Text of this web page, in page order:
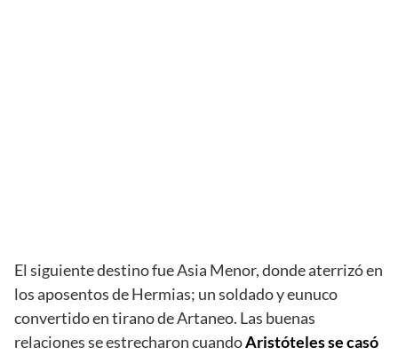
El siguiente destino fue Asia Menor, donde aterrizó en
los aposentos de Hermias; un soldado y eunuco
convertido en tirano de Artaneo. Las buenas
relaciones se estrecharon cuandoAristóteles se casó